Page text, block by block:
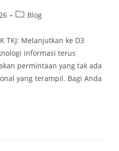
PostBlog
TKJ: Melanjutkan ke D3
informasi terus
permintaan yang tak ada
yang terampil. Bagi Anda